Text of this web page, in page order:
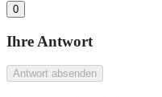
0
Ihre Antwort
Antwort absenden